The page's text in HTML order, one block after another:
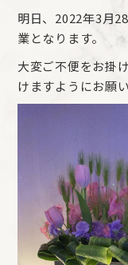
明日、2022年3月
業となります。
大変ご不便をお掛
けますようにお願